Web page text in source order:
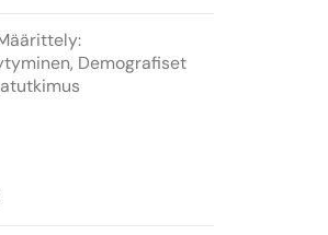
Demografiset